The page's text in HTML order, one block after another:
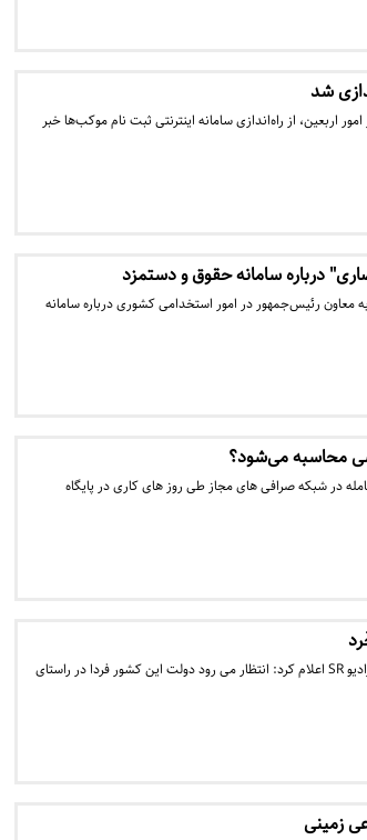
شد
اربعین، از راه‌اندازی سامانه اینترنتی ثبت نام موکب‌ها خبر
درباره سامانه حقوق و دستمزد
معاون رئیس‌جمهور در امور استخدامی کشوری درباره سامانه
محاسبه می‌شود؟
در شبکه صرافی های مجاز طی روز های کاری در پایگاه
وزیر دفاع سوئد امروز چهارشنبه در مصاحبه با رادیو SR اعلام کرد: انتظار می رود دولت این کشور فردا در راستای
زمینی